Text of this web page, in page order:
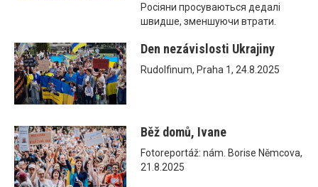
Росіяни просуваються дедалі
швидше, зменшуючи втрати.
Den nezávislosti Ukrajiny
Rudolfinum, Praha 1, 24.8.2025
Běž domů, Ivane
Fotoreportáž: nám. Borise Němcova,
21.8.2025